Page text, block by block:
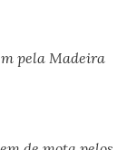
pela Madeira